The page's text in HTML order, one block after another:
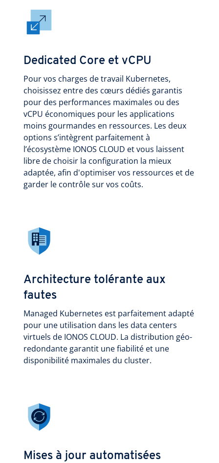
Dedicated Core et vCPU
Pour vos charges de travail Kubernetes,
choisissez entre des cœurs dédiés garantis
pour des performances maximales ou des
vCPU économiques pour les applications
moins gourmandes en ressources. Les deux
options s’intègrent parfaitement à
l’écosystème IONOS CLOUD et vous laissent
libre de choisir la configuration la mieux
adaptée, afin d'optimiser vos ressources et de
garder le contrôle sur vos coûts.
Architecture tolérante aux
fautes
Managed Kubernetes est parfaitement adapté
pour une utilisation dans les data centers
virtuels de IONOS CLOUD. La distribution géo-
redondante garantit une fiabilité et une
disponibilité maximales du cluster.
Mises à jour automatisées